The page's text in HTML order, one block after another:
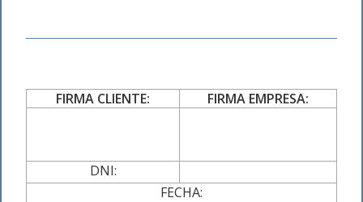
FIRMA CLIENTE: FIRMA EMPRESA:
DNI:
FECHA: